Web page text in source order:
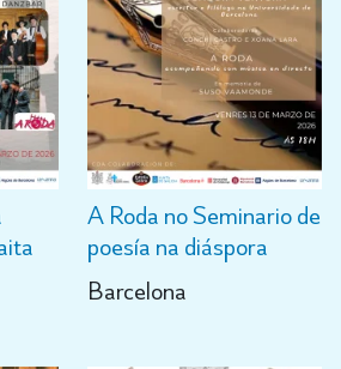
A Roda no Seminario de
poesía na diáspora
Barcelona